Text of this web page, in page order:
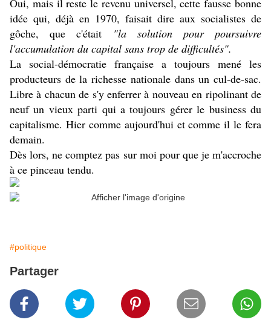
Oui, mais il reste le revenu universel, cette fausse bonne
idée qui, déjà en 1970, faisait dire aux socialistes de
gôche, que c'était
"la solution pour poursuivre
l'accumulation du capital sans trop de difficultés".
La social-démocratie française a toujours mené les
producteurs de la richesse nationale dans un cul-de-sac.
Libre à chacun de s'y enferrer à nouveau en ripolinant de
neuf un vieux parti qui a toujours gérer le business du
capitalisme. Hier comme aujourd'hui et comme il le fera
demain.
Dès lors, ne comptez pas sur moi pour que je m'accroche
à ce pinceau tendu.
#politique
Partager